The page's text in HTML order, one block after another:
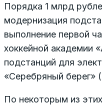
Порядка 1 млрд
модернизация
выполнение первой
хоккейной академии
подстанций для
«Серебряный берег»
По некоторым из